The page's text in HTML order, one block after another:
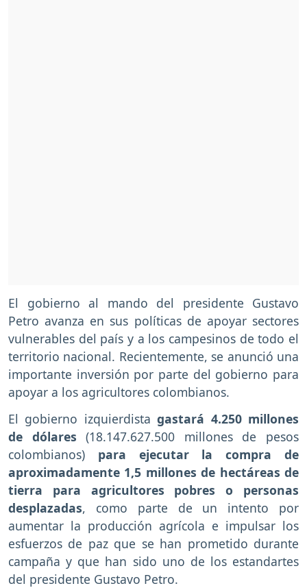
El gobierno al mando del presidente Gustavo
Petro avanza en sus políticas de apoyar sectores
vulnerables del país y a los campesinos de todo el
territorio nacional. Recientemente, se anunció una
importante inversión por parte del gobierno para
apoyar a los agricultores colombianos.
El gobierno izquierdista gastará 4.250 millones
de dólares (18.147.627.500 millones de pesos
colombianos) para ejecutar la compra de
aproximadamente 1,5 millones de hectáreas de
tierra para agricultores pobres o personas
desplazadas, como parte de un intento por
aumentar la producción agrícola e impulsar los
esfuerzos de paz que se han prometido durante
campaña y que han sido uno de los estandartes
del presidente Gustavo Petro.